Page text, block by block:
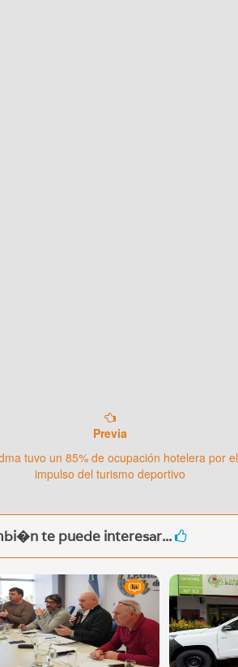
Previa
tuvo un 85% de ocupación hotelera por el
impulso del turismo deportivo
te puede interesar...